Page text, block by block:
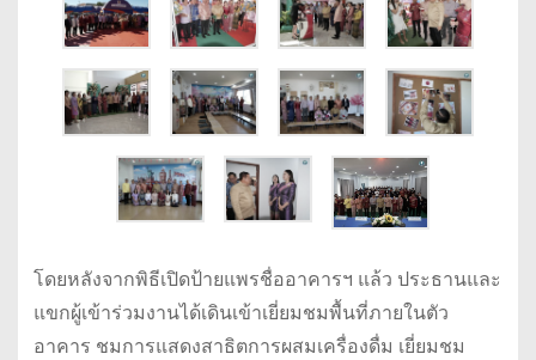
โดยหลังจากพิธีเปิดป้ายแพรชื่ออาคารฯ แล้ว ประธานและ
แขกผู้เข้าร่วมงานได้เดินเข้าเยี่ยมชมพื้นที่ภายในตัว
อาคาร ชมการแสดงสาธิตการผสมเครื่องดื่ม เยี่ยมชม